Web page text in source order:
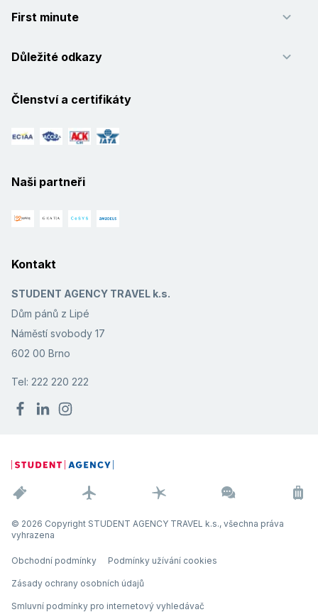
First minute
Důležité odkazy
Členství a certifikáty
Naši partneři
Kontakt
STUDENT AGENCY TRAVEL k.s.
Dům pánů z Lipé
Náměstí svobody 17
602 00 Brno
Tel: 222 220 222
© 2026 Copyright STUDENT AGENCY TRAVEL k.s., všechna práva
vyhrazena
Obchodní podmínky Podmínky užívání cookies
Zásady ochrany osobních údajů
Smluvní podmínky pro internetový vyhledávač